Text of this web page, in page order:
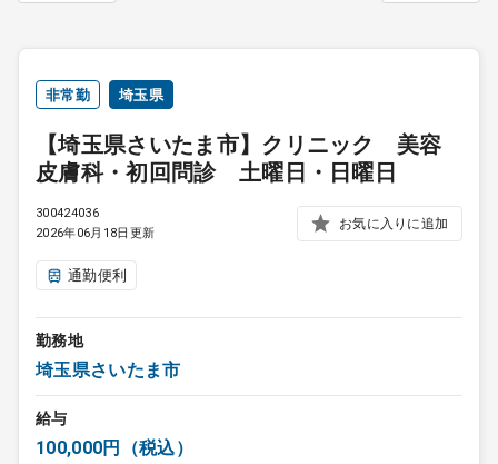
非常勤 埼玉県
【埼玉県さいたま市】クリニック 美容
皮膚科・初回問診 土曜日・日曜日
300424036
2026年06月18日更新
お気に入りに追加
通勤便利
勤務地
埼玉県さいたま市
給与
100,000円（税込）